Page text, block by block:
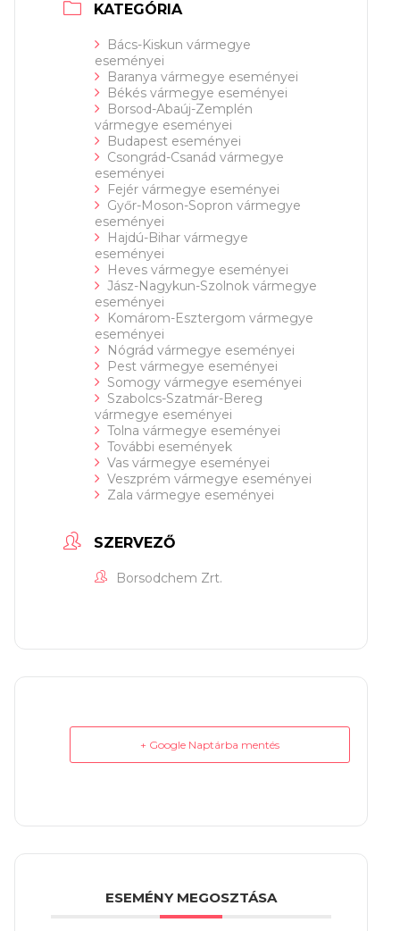
KATEGÓRIA
Bács-Kiskun vármegye
eseményei
Baranya vármegye eseményei
Békés vármegye eseményei
Borsod-Abaúj-Zemplén
vármegye eseményei
Budapest eseményei
Csongrád-Csanád vármegye
eseményei
Fejér vármegye eseményei
Győr-Moson-Sopron vármegye
eseményei
Hajdú-Bihar vármegye
eseményei
Heves vármegye eseményei
Jász-Nagykun-Szolnok vármegye
eseményei
Komárom-Esztergom vármegye
eseményei
Nógrád vármegye eseményei
Pest vármegye eseményei
Somogy vármegye eseményei
Szabolcs-Szatmár-Bereg
vármegye eseményei
Tolna vármegye eseményei
További események
Vas vármegye eseményei
Veszprém vármegye eseményei
Zala vármegye eseményei
SZERVEZŐ
Borsodchem Zrt.
+ Google Naptárba mentés
ESEMÉNY MEGOSZTÁSA